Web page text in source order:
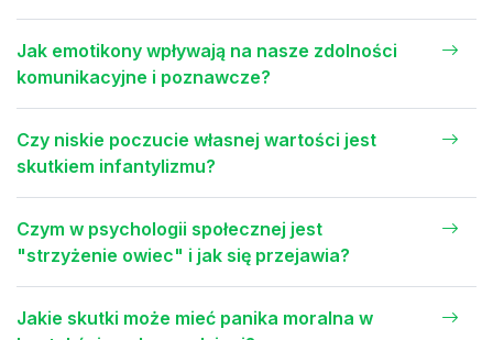
Jak emotikony wpływają na nasze zdolności
komunikacyjne i poznawcze?
Czy niskie poczucie własnej wartości jest
skutkiem infantylizmu?
Czym w psychologii społecznej jest
"strzyżenie owiec" i jak się przejawia?
Jakie skutki może mieć panika moralna w